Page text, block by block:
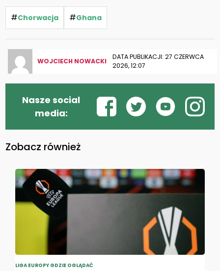
#Chorwacja #Ghana
WOJCIECH NOWACKI
DATA PUBLIKACJI: 27 CZERWCA
2026, 12:07
Nasze social
media:
Zobacz również
LIGA EUROPY GDZIE OGLĄDAĆ